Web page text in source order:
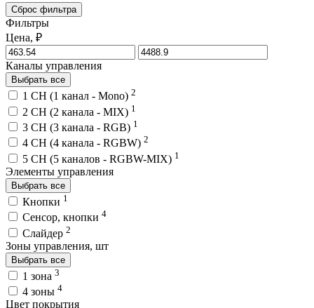
Сброс фильтра
Фильтры
Цена, ₽
Каналы управления
Выбрать все
1 CH (1 канал - Mono) 2
2 CH (2 канала - MIX) 1
3 CH (3 канала - RGB) 1
4 CH (4 канала - RGBW) 2
5 CH (5 каналов - RGBW-MIX) 1
Элементы управления
Выбрать все
Кнопки 1
Сенсор, кнопки 4
Слайдер 2
Зоны управления, шт
Выбрать все
1 зона 3
4 зоны 4
Цвет покрытия